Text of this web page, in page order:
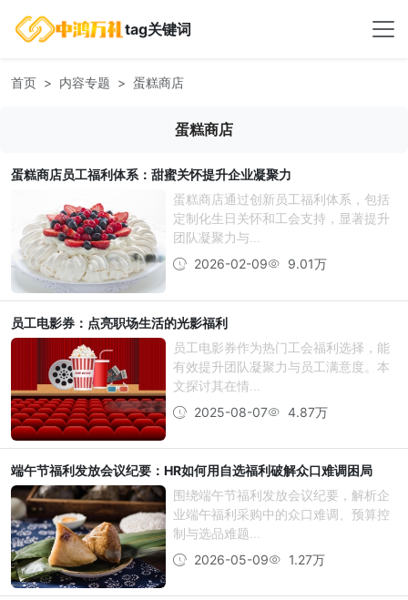
tag关键词
首页 内容专题 蛋糕商店
蛋糕商店
蛋糕商店员工福利体系：甜蜜关怀提升企业凝聚力
蛋糕商店通过创新员工福利体系，包括
定制化生日关怀和工会支持，显著提升
团队凝聚力与...
2026-02-09
9.01万
员工电影券：点亮职场生活的光影福利
员工电影券作为热门工会福利选择，能
有效提升团队凝聚力与员工满意度。本
文探讨其在情...
2025-08-07
4.87万
端午节福利发放会议纪要：HR如何用自选福利破解众口难调困局
围绕端午节福利发放会议纪要，解析企
业端午福利采购中的众口难调、预算控
制与选品难题...
2026-05-09
1.27万